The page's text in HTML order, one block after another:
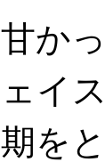
甘か
ェイ
期を